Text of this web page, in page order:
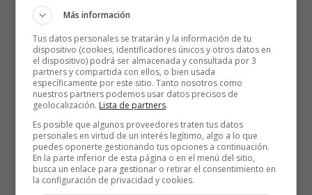
Aplicaciones: En la agricultura, física, química, biología,
pedagogía, medicina, Tiempo meteorológico, producción
en serie y control de calidad, etc.
Limitaciones: Errores en los instrumentos de medida e
imposibilidad de repetir la observación en idénticas
condiciones.
Método estadístico: Recopilación de datos, ordenación y
análisis, obtención de conclusiones. Toma de decisiones.
Variable estadística
: Cada una de las características que
Más información
Tus datos personales se tratarán y la información de tu
dispositivo (cookies, identificadores únicos y otros datos en
el dispositivo) podrá ser almacenada y consultada por 3
partners y compartida con ellos, o bien usada
específicamente por este sitio. Tanto nosotros como
nuestros partners podemos usar datos precisos de
geolocalización. Lista de partners.
Es posible que algunos proveedores traten tus datos
personales en virtud de un interés legítimo, algo a lo que
puedes oponerte gestionando tus opciones a continuación.
En la parte inferior de esta página o en el menú del sitio,
busca un enlace para gestionar o retirar el consentimiento en
la configuración de privacidad y cookies.